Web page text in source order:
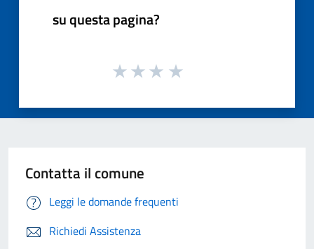
su questa pagina?
Contatta il comune
Leggi le domande frequenti
Richiedi Assistenza